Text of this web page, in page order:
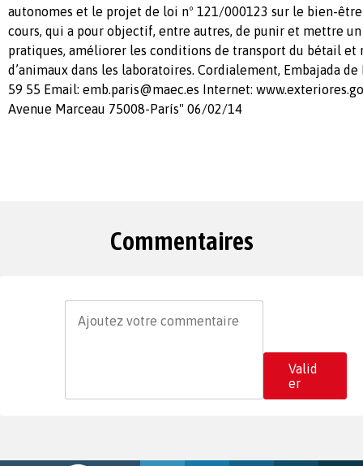
autonomes et le projet de loi nº 121/000123 sur le bien-
cours, qui a pour objectif, entre autres, de punir et mettre
pratiques, améliorer les conditions de transport du bétail
d’animaux dans les laboratoires. Cordialement, Embajada de
59 55 Email: emb.paris@maec.es Internet:
Avenue Marceau 75008-París" 06/02/14
Commentaires
Valid
er